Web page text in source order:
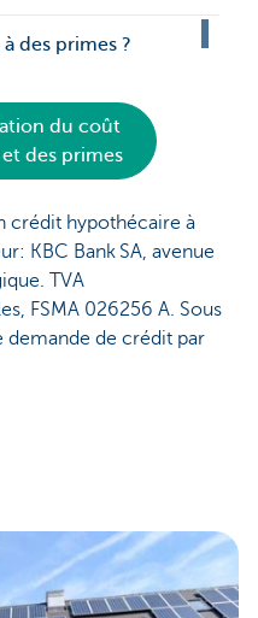
des primes ?
du coût
des primes
crédit hypothécaire à
KBC Bank SA, avenue
TVA
FSMA 026256 A. Sous
demande de crédit par